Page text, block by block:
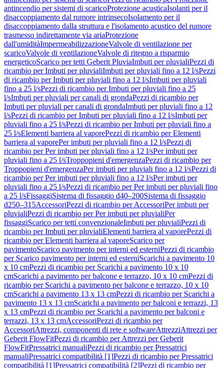
antincendio per sistemi di scaricoProtezione acusticaIsolanti per il
disaccoppiamento dal rumore intrinsecoIsolamento per il
disaccoppiamento dalla struttura e l'isolamento acustico del rumore
trasmesso indirettamente via ariaProtezione
dall'umiditàImpermeabilizzazioneValvole di ventilazione per
scaricoValvole di ventilazioneValvole di ritegno a risparmio
energeticoScarico per tetti Geberit PluviaImbuti per pluvialiPezzi di
ricambio per Imbuti per pluvialiImbuti per pluviali fino a 12 l/sPezzi
di ricambio per Imbuti per pluviali fino a 12 l/sImbuti per pluviali
fino a 25 l/sPezzi di ricambio per Imbuti per pluviali fino a 25
l/sImbuti per pluviali per canali di grondaPezzi di ricambio per
Imbuti per pluviali per canali di grondaImbuti per pluviali fino a 12
l/sPezzi di ricambio per Imbuti per pluviali fino a 12 l/sImbuti per
pluviali fino a 25 l/sPezzi di ricambio per Imbuti per pluviali fino a
25 l/sElementi barriera al vaporePezzi di ricambio per Elementi
barriera al vaporePer imbuti per pluviali fino a 12 l/sPezzi di
ricambio per Per imbuti per pluviali fino a 12 l/sPer imbuti per
pluviali fino a 25 l/sTroppopieni d'emergenzaPezzi di ricambio per
Troppopieni d'emergenzaPer imbuti per pluviali fino a 12 l/sPezzi di
ricambio per Per imbuti per pluviali fino a 12 l/sPer imbuti per
pluviali fino a 25 l/sPezzi di ricambio per Per imbuti per pluviali fino
a 25 l/sFissaggiSistema di fissaggio d40–200Sistema di fissaggio
d250–315AccessoriPezzi di ricambio per AccessoriPer imbuti per
pluvialiPezzi di ricambio per Per imbuti per pluvialiPer
fissaggiScarico per tetti convenzionaleImbuti per pluvialiPezzi di
ricambio per Imbuti per pluvialiElementi barriera al vaporePezzi di
ricambio per Elementi barriera al vaporeScarico per
pavimentoScarico pavimento per interni ed esterniPezzi di ricambio
per Scarico pavimento per interni ed esterniScarichi a pavimento 10
x 10 cmPezzi di ricambio per Scarichi a pavimento 10 x 10
cmScarichi a pavimento per balcone e terrazzo, 10 x 10 cmPezzi di
ricambio per Scarichi a pavimento per balcone e terrazzo, 10 x 10
cmScarichi a pavimento 13 x 13 cmPezzi di ricambio per Scarichi a
pavimento 13 x 13 cmScarichi a pavimento per balconi e terrazzi, 13
x 13 cmPezzi di ricambio per Scarichi a pavimento per balconi e
terrazzi, 13 x 13 cmAccessoriPezzi di ricambio per
AccessoriAttrezzi, componenti di rete e softwareAttrezziAttrezzi per
Geberit FlowFitPezzi di ricambio per Attrezzi per Geberit
FlowFitPressatrici manualiPezzi di ricambio per Pressatrici
manualiPressatrici compatibilità [1]Pezzi di ricambio per Pressatrici
compatibilità [1]Pressatrici compatibilità [2]Pezzi di ricambio per